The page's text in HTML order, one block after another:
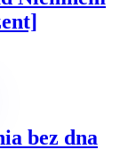
bez dna